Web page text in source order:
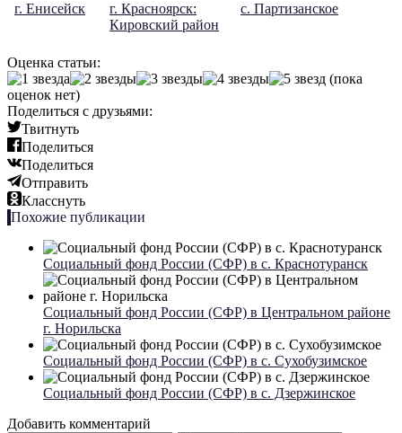
г. Енисейск
г. Красноярск:
Кировский район
с. Партизанское
Оценка статьи:
(пока
оценок нет)
Поделиться с друзьями:
Твитнуть
Поделиться
Поделиться
Отправить
Класснуть
Похожие публикации
Социальный фонд России (СФР) в с. Краснотуранск
Социальный фонд России (СФР) в Центральном районе
г. Норильска
Социальный фонд России (СФР) в c. Сухобузимское
Социальный фонд России (СФР) в с. Дзержинское
Добавить комментарий